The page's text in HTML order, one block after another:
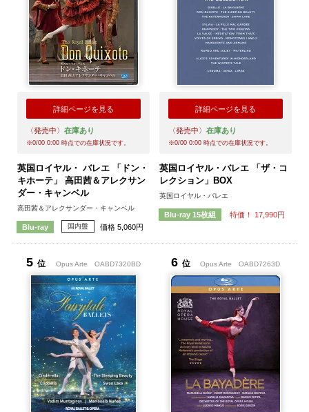
詳細ページを見る
〈発売中〉 在庫あり
※0/00 0:00時点での在庫状況です。
英国ロイヤル・ バレエ 「ドン・
キホーテ」 高田茜＆アレクサン
ダー・キャンベル
高田茜＆アレクサンダー・キャンベル
Blu-ray 国内盤 価格 5,060円
詳細ページを見る
〈発売中〉 在庫あり
※0/00 0:00時点での在庫状況です。
英国ロイヤル・バレエ 「ザ・コ
レクション」BOX
英国ロイヤル・バレエ
Blu-ray 15枚組 特価！ 17,990円
5 位 Opus Arte OABD7320BD 6 位 Opus ArteOABD7263D